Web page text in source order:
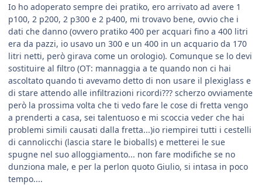
Io ho adoperato sempre dei pratiko, ero arrivato ad avere 1
p100, 2 p200, 2 p300 e 2 p400, mi trovavo bene, ovvio che i
dati che danno (ovvero pratiko 400 per acquari fino a 400 litri
era da pazzi, io usavo un 300 e un 400 in un acquario da 170
litri netti, però girava come un orologio). Comunque se lo devi
sostituire al filtro (OT: mannaggia a te quando non ci hai
ascoltato quando ti avevamo detto di non usare il plexiglass e
di stare attendo alle infiltrazioni ricordi??? scherzo ovviamente
però la prossima volta che ti vedo fare le cose di fretta vengo
a prenderti a casa, sei talentuoso e mi scoccia veder che hai
problemi simili causati dalla fretta...)io riempirei tutti i cestelli
di cannolicchi (lascia stare le bioballs) e metterei le sue
spugne nel suo alloggiamento... non fare modifiche se no
dunziona male, e per la perlon quoto Giulio, si intasa in poco
tempo....